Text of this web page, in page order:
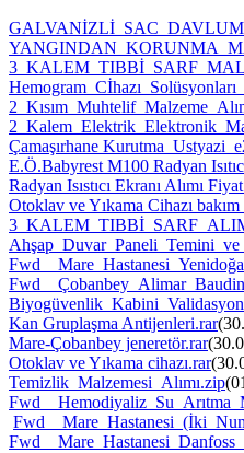
Çamaşırhane
E.Ö.Babyrest M100 Radyan
Radyan Isıstıcı Ekranı Alımı
Otoklav ve Yıkama Cihazı
Kan Gruplaşma Antijenleri.rar
Mare-Çobanbey jeneretör.rar
Otoklav ve Yıkama cihazı.rar
Temizlik_Malzemesi_Alımı.zip